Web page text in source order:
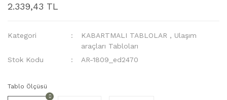
2.339,43 TL
Kategori KABARTMALI TABLOLAR , Ulaşım
araçları Tabloları
Stok Kodu
AR-1809_ed2470
Tablo Ölçüsü